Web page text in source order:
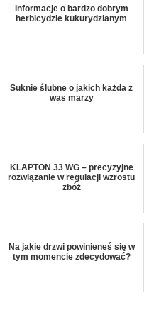
Informacje o bardzo dobrym
herbicydzie kukurydzianym
Suknie ślubne o jakich każda z
was marzy
KLAPTON 33 WG – precyzyjne
rozwiązanie w regulacji wzrostu
zbóż
Na jakie drzwi powinieneś się w
tym momencie zdecydować?